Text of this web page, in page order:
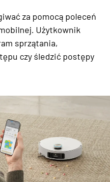
za pomocą poleceń
Użytkownik
sprzątania,
czy śledzić postępy